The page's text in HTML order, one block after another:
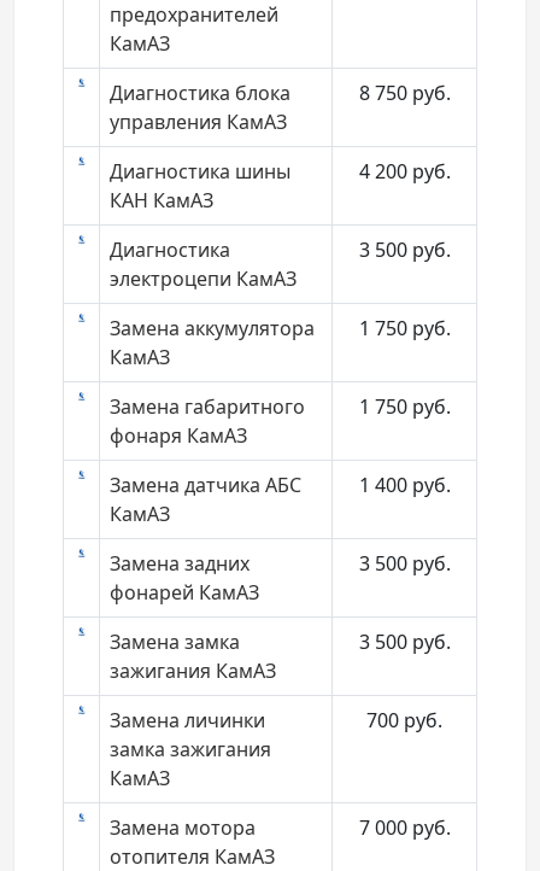
предохранителей
КамАЗ
Диагностика блока
управления КамАЗ
8 750 руб.
Диагностика шины
КАН КамАЗ
4 200 руб.
Диагностика
электроцепи КамАЗ
3 500 руб.
Замена аккумулятора
КамАЗ
1 750 руб.
Замена габаритного
фонаря КамАЗ
1 750 руб.
Замена датчика АБС
КамАЗ
1 400 руб.
Замена задних
фонарей КамАЗ
3 500 руб.
Замена замка
зажигания КамАЗ
3 500 руб.
Замена личинки
замка зажигания
КамАЗ
700 руб.
Замена мотора
отопителя КамАЗ
7 000 руб.